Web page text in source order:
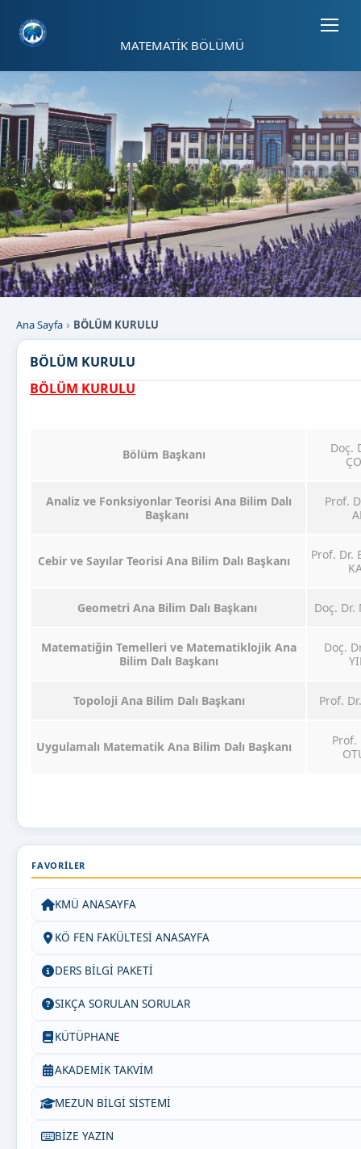
MATEMATİK BÖLÜMÜ
Ana Sayfa BÖLÜM KURULU
BÖLÜM KURULU
BÖLÜM KURULU
Bölüm Başkanı
Doç.
Analiz ve Fonksiyonlar Teorisi Ana Bilim Dalı
Başkanı
Prof.
Cebir ve Sayılar Teorisi Ana Bilim Dalı Başkanı
Prof. Dr.
Geometri Ana Bilim Dalı Başkanı Doç. Dr.
Matematiğin Temelleri ve Matematiklojik Ana
Bilim Dalı Başkanı
Doç.
Topoloji Ana Bilim Dalı Başkanı Prof.
Uygulamalı Matematik Ana Bilim Dalı Başkanı
Prof.
FAVORILER
KMÜ ANASAYFA
KÖ FEN FAKÜLTESİ ANASAYFA
DERS BİLGİ PAKETİ
SIKÇA SORULAN SORULAR
KÜTÜPHANE
AKADEMİK TAKVİM
MEZUN BİLGİ SİSTEMİ
BİZE YAZIN